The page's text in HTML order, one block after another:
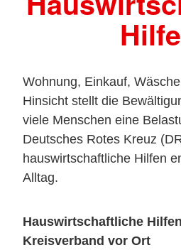
Wohnung, Einkauf,
Hinsicht stellt die
viele Menschen eine
Deutsches Rotes Kreuz
hauswirtschaftliche Hilfen
Alltag.
Hauswirtschaftliche
Kreisverband vor Ort